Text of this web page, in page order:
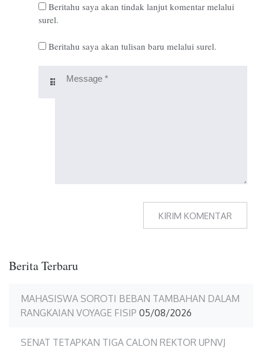
Beritahu saya akan tindak lanjut komentar melalui
surel.
Beritahu saya akan tulisan baru melalui surel.
Berita Terbaru
MAHASISWA SOROTI BEBAN TAMBAHAN DALAM
RANGKAIAN VOYAGE FISIP 05/08/2026
SENAT TETAPKAN TIGA CALON REKTOR UPNVJ